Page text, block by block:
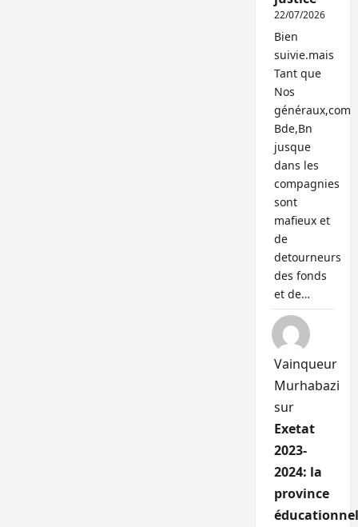
22/07/2026
Bien
suivie.mais
Tant que
Nos
généraux,com
Bde,Bn
jusque
dans les
compagnies
sont
mafieux et
de
detourneurs
des fonds
et de…
Vainqueur
Murhabazi
sur
Exetat
2023-
2024: la
province